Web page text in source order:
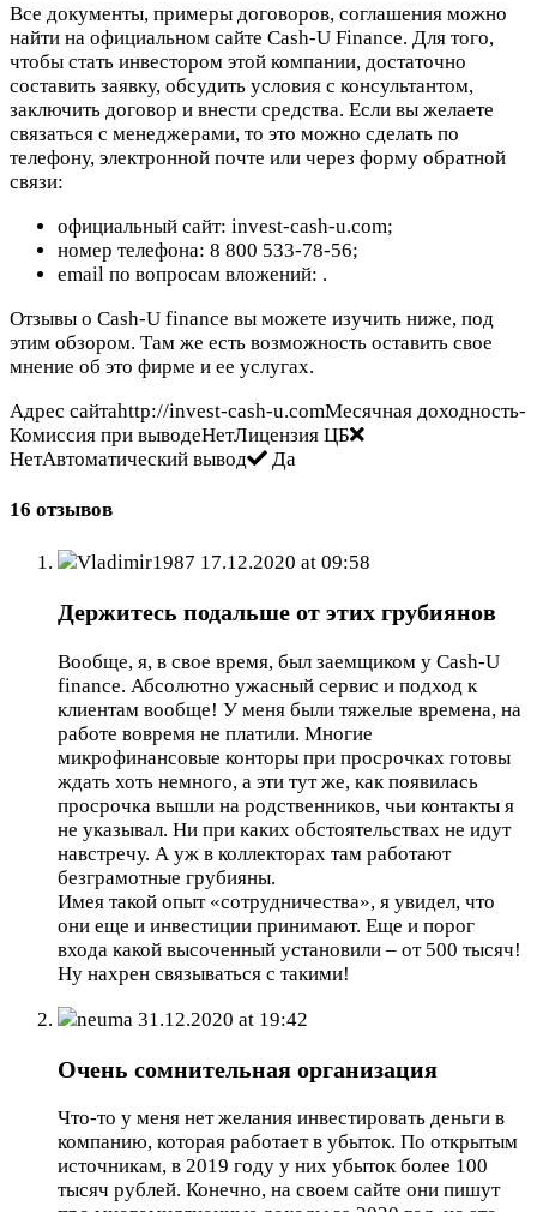
Все документы, примеры договоров, соглашения можно
найти на официальном сайте Cash-U Finance. Для того,
чтобы стать инвестором этой компании, достаточно
составить заявку, обсудить условия с консультантом,
заключить договор и внести средства. Если вы желаете
связаться с менеджерами, то это можно сделать по
телефону, электронной почте или через форму обратной
связи:
официальный сайт: invest-cash-u.com;
номер телефона: 8 800 533-78-56;
email по вопросам вложений: .
Отзывы о Cash-U finance вы можете изучить ниже, под
этим обзором. Там же есть возможность оставить свое
мнение об это фирме и ее услугах.
Адрес сайтаhttp://invest-cash-u.comМесячная доходность-
Комиссия при выводеНетЛицензия ЦБ
НетАвтоматический вывод
Да
16 отзывов
Vladimir1987 17.12.2020 at 09:58
Держитесь подальше от этих грубиянов
Вообще, я, в свое время, был заемщиком у Cash-U
finance. Абсолютно ужасный сервис и подход к
клиентам вообще! У меня были тяжелые времена, на
работе вовремя не платили. Многие
микрофинансовые конторы при просрочках готовы
ждать хоть немного, а эти тут же, как появилась
просрочка вышли на родственников, чьи контакты я
не указывал. Ни при каких обстоятельствах не идут
навстречу. А уж в коллекторах там работают
безграмотные грубияны.
Имея такой опыт «сотрудничества», я увидел, что
они еще и инвестиции принимают. Еще и порог
входа какой высоченный установили – от 500 тысяч!
Ну нахрен связываться с такими!
neuma 31.12.2020 at 19:42
Очень сомнительная организация
Что-то у меня нет желания инвестировать деньги в
компанию, которая работает в убыток. По открытым
источникам, в 2019 году у них убыток более 100
тысяч рублей. Конечно, на своем сайте они пишут